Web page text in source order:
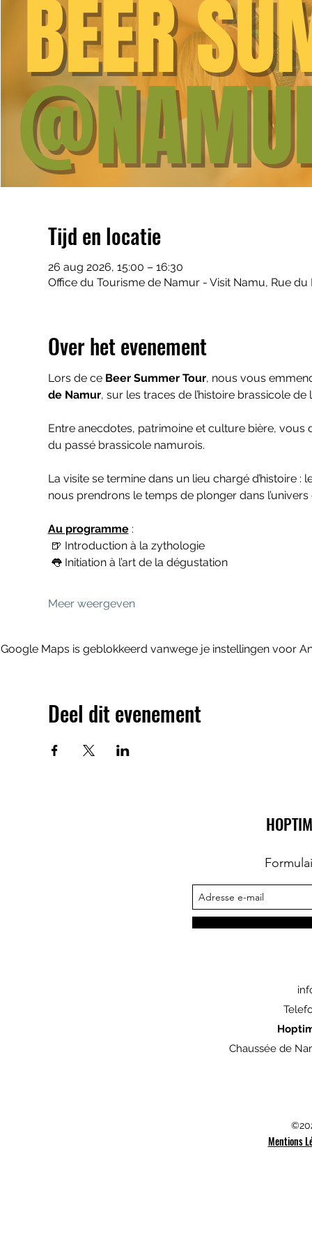
Tijd en locatie
26 aug 2026, 15:00 – 16:30
Office du Tourisme de Namur - Visit Namu, Rue
Over het evenement
Lors de ce Beer Summer Tour, nous vous
de Namur, sur les traces de l’histoire brassicole de
Entre anecdotes, patrimoine et culture bière,
du passé brassicole namurois.
La visite se termine dans un lieu chargé d’histoire :
nous prendrons le temps de plonger dans
Au programme :
🍺 Introduction à la zythologie
👅 Initiation à l’art de la dégustation
Meer weergeven
Google Maps is geblokkeerd vanwege je instellingen voor
Deel dit evenement
Chaussée de
Mentions